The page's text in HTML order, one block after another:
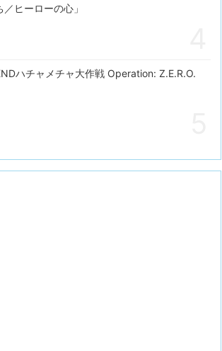
／ヒーローの心」
ハチャメチャ大作戦 Operation: Z.E.R.O.